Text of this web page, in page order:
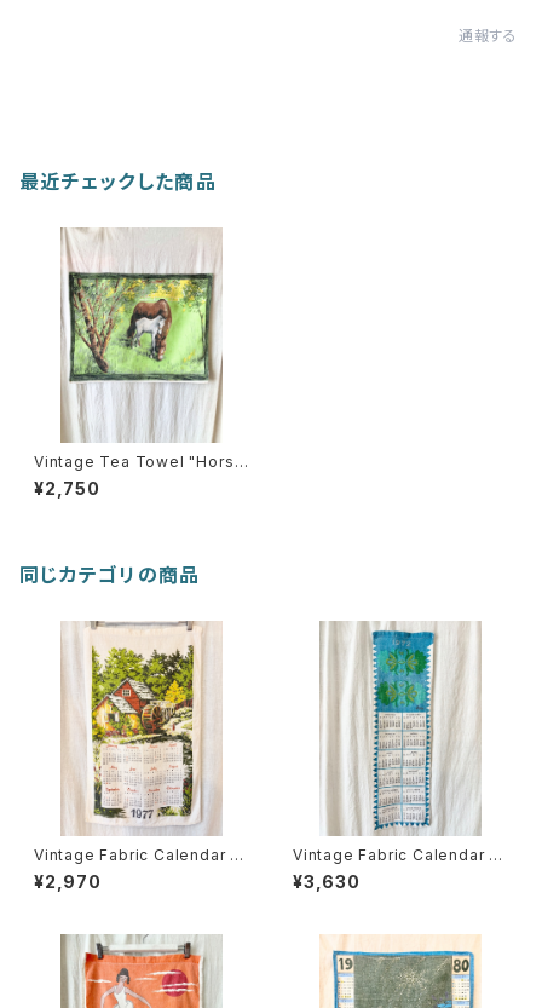
通報する
最近チェックした商品
Vintage Tea Towel "Hors
e"
¥2,750
同じカテゴリの商品
Vintage Fabric Calendar 19
77
¥2,970
Vintage Fabric Calendar 19
72 (Vera)
¥3,630